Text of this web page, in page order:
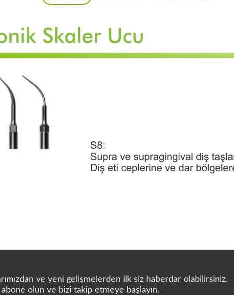
ve yeni gelişmelerden ilk siz haberdar olabilirsiniz.
olun ve bizi takip etmeye başlayın.